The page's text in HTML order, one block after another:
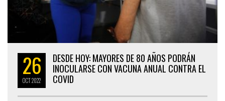
26
OCT2022
DESDE HOY: MAYORES DE 80 AÑOS PODRÁN
INOCULARSE CON VACUNA ANUAL CONTRA EL
COVID